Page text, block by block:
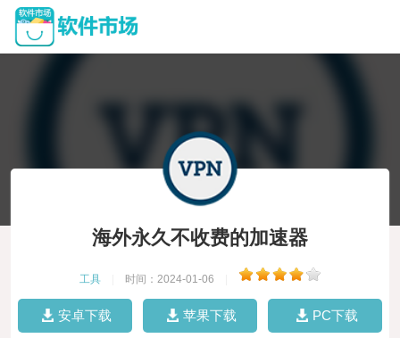
海外永久不收费的加速器
工具 时间：2024-01-06
安卓下载 苹果下载 PC下载